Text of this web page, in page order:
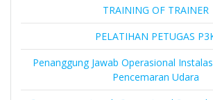
TRAINING OF TRAINER
PELATIHAN PETUGAS
Penanggung Jawab Operasional
Pencemaran Udara